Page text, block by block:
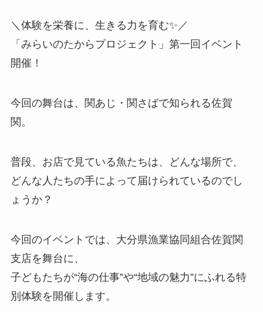
＼体験を栄養に、生きる力を育む✨／
「みらいのたからプロジェクト」第一回イベント
開催！
今回の舞台は、関あじ・関さばで知られる佐賀
関。
普段、お店で見ている魚たちは、どんな場所で、
どんな人たちの手によって届けられているのでし
ょうか？
今回のイベントでは、大分県漁業協同組合佐賀関
支店を舞台に、
子どもたちが“海の仕事”や“地域の魅力”にふれる特
別体験を開催します。